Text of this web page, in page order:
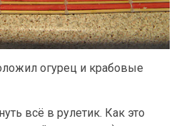
огурец и крабовые
всё в рулетик. Как это